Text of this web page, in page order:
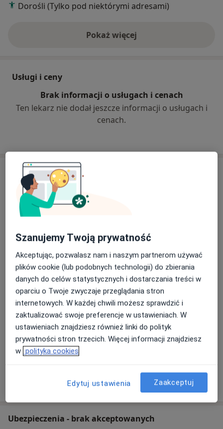
Dorośli (Tylko pod niektórymi adresami)
Pokaż więcejo doświadczeniu
Usługi i ceny
Brak informacji o usługach i cenach
Ten lekarz nie dodał jeszcze informacji o usługach i
cenach.
Adresy (3)
Adres 1 Adres 2
Centrum Medyczne LUX MED, Wrocław, ul.
Swobodna 1
ul. Swobodna 1, Krzyki , 50-088 Wrocław
Powiększ mapęotwiera się w nowej karcie
Dostępność
W tym gabinecie nie można umawiać wizyt przez
internet
Co mam zrobić w tej sytuacji?
Pokaż więcej
o adresie
Ubezpieczenia - brak akceptowanych
Szanujemy Twoją prywatność
Akceptując, pozwalasz nam i naszym partnerom używać
plików cookie (lub podobnych technologii) do zbierania
danych do celów statystycznych i dostarczania treści w
oparciu o Twoje zwyczaje przeglądania stron
internetowych. W każdej chwili możesz sprawdzić i
zaktualizować swoje preferencje w ustawieniach. W
ustawieniach znajdziesz również linki do polityk
prywatności stron trzecich. Więcej informacji znajdziesz
w polityka cookies
Edytuj ustawienia Zaakceptuj